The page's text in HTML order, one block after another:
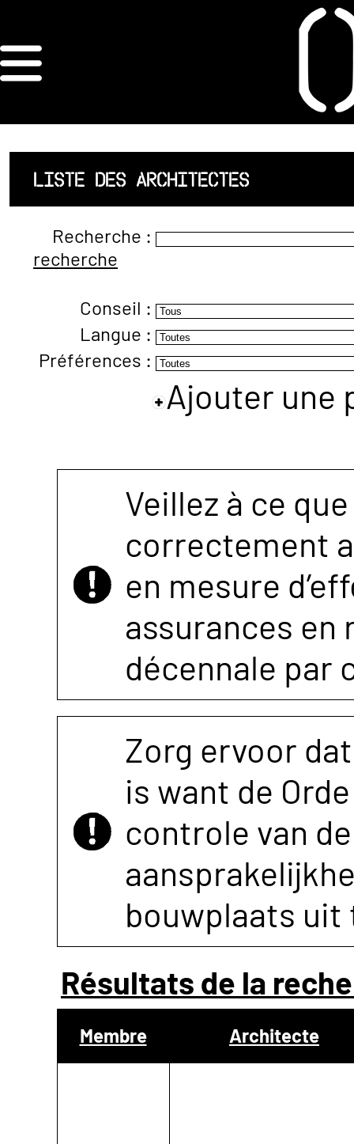
ORDRE DES
ARCHITECTES
ACCUEIL
LISTE DES
ARCHITECTES
JURISPRUDENCE
ANNEXE 4 CODT
LISTE DES ARCHITECTES
Recherche :
recherche
Conseil :
Langue :
Préférences :
Ajouter une
Veillez à ce
correctement
en mesure
assurances
décennale par
Zorg ervoor
is want de
controle van
bouwplaats uit
Résultats de la
Membre Architecte